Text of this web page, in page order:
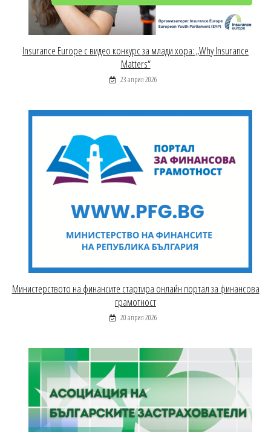
Insurance Europe с видео конкурс за млади хора: „Why Insurance
Matters“
23 април 2026
Министерството на финансите стартира онлайн портал за финансова
грамотност
20 април 2026